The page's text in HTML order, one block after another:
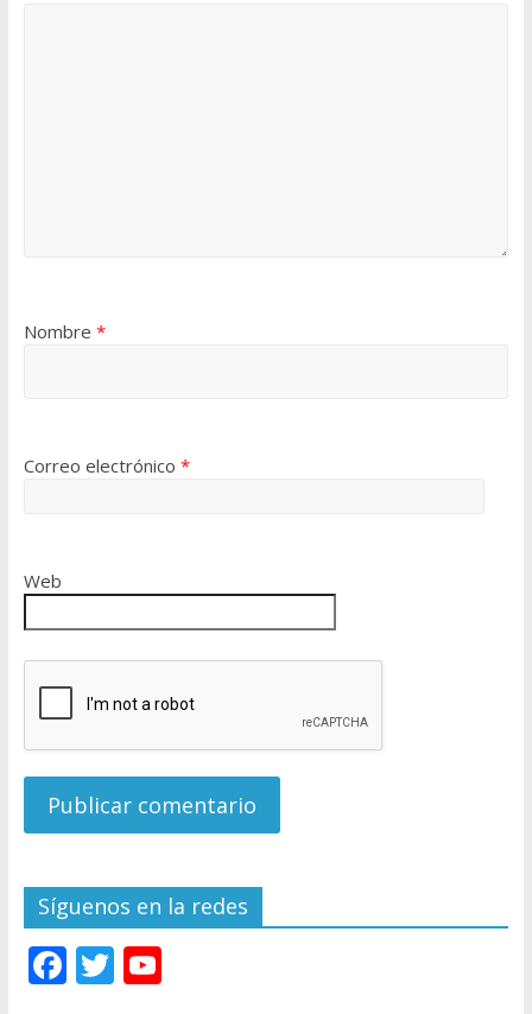
Nombre *
Correo electrónico *
Web
Síguenos en la redes
F T Y